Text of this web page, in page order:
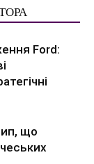
Ford:
що